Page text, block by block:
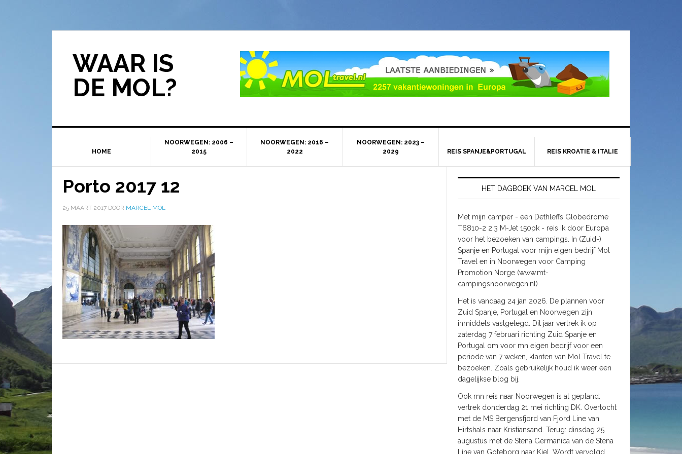
WAAR IS
DE MOL?
HOME
NOORWEGEN: 2006 –
2015
NOORWEGEN: 2016 –
2022
NOORWEGEN: 2023 –
2029
REIS SPANJE&PORTUGAL REIS KROATIE & ITALIE
Porto 2017 12
25 MAART 2017 DOOR MARCEL MOL
HET DAGBOEK VAN MARCEL MOL
Met mijn camper - een Dethleffs Globedrome
T6810-2 2.3 M-Jet 150pk - reis ik door Europa
voor het bezoeken van campings. In (Zuid-)
Spanje en Portugal voor mijn eigen bedrijf Mol
Travel en in Noorwegen voor Camping
Promotion Norge (www.mt-
campingsnoorwegen.nl)
Het is vandaag 24 jan 2026. De plannen voor
Zuid Spanje, Portugal en Noorwegen zijn
inmiddels vastgelegd. Dit jaar vertrek ik op
zaterdag 7 februari richting Zuid Spanje en
Portugal om voor mn eigen bedrijf voor een
periode van 7 weken, klanten van Mol Travel te
bezoeken. Zoals gebruikelijk houd ik weer een
dagelijkse blog bij.
Ook mn reis naar Noorwegen is al gepland:
vertrek donderdag 21 mei richting DK. Overtocht
met de MS Bergensfjord van Fjord Line van
Hirtshals naar Kristiansand. Terug: dinsdag 25
augustus met de Stena Germanica van de Stena
Line van Goteborg naar Kiel. Wordt vervolgd.